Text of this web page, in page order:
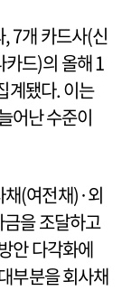
7개 카드사(신
드)의 올해 1
계됐다. 이는
어난 수준이
채(여전채)·외
을 조달하고
안 다각화에
부분을 회사채